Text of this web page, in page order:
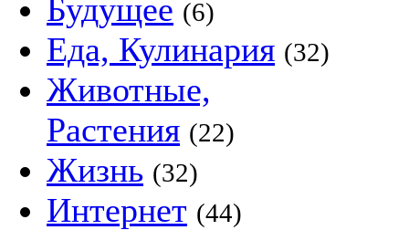
Будущее (6)
Еда, Кулинария (32)
Животные,
Растения (22)
Жизнь (32)
Интернет (44)